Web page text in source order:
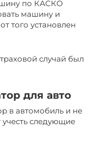
по КАСКО
машину и
того установлен
случай был
для авто
в автомобиль и не
следующие